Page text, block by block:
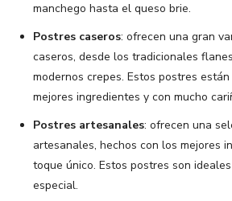
manchego hasta el queso brie.
Postres caseros: ofrecen una gran
caseros, desde los tradicionales
modernos crepes. Estos postres
mejores ingredientes y con mucho
Postres artesanales: ofrecen una
artesanales, hechos con los mejores
toque único. Estos postres son
especial.